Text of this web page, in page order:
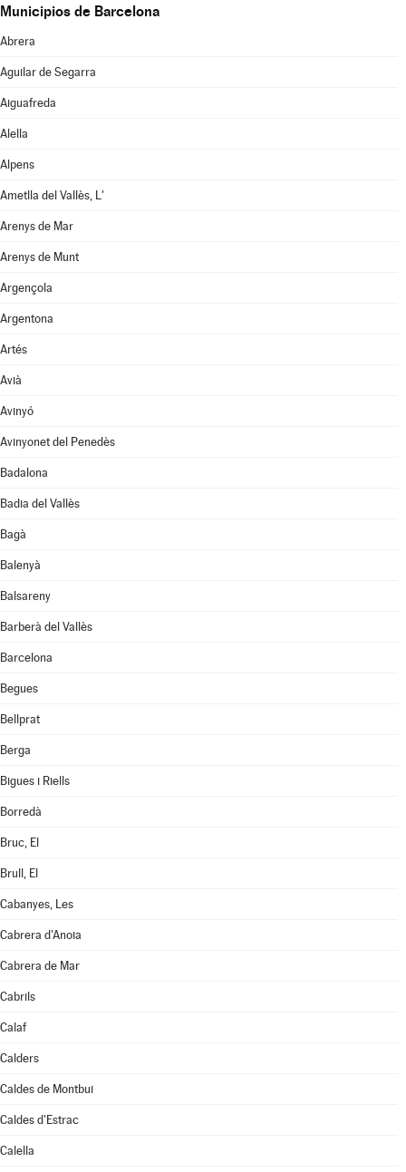
Municipios de Barcelona
Abrera
Aguilar de Segarra
Aiguafreda
Alella
Alpens
Ametlla del Vallès, L'
Arenys de Mar
Arenys de Munt
Argençola
Argentona
Artés
Avià
Avinyó
Avinyonet del Penedès
Badalona
Badia del Vallès
Bagà
Balenyà
Balsareny
Barberà del Vallès
Barcelona
Begues
Bellprat
Berga
Bigues i Riells
Borredà
Bruc, El
Brull, El
Cabanyes, Les
Cabrera d'Anoia
Cabrera de Mar
Cabrils
Calaf
Calders
Caldes de Montbui
Caldes d'Estrac
Calella